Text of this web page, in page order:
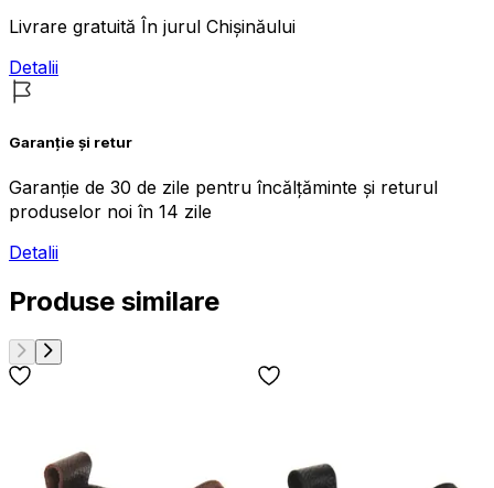
Livrare gratuită În jurul Chișinăului
Detalii
Garanție și retur
Garanție de 30 de zile pentru încălțăminte și returul
produselor noi în 14 zile
Detalii
Produse similare